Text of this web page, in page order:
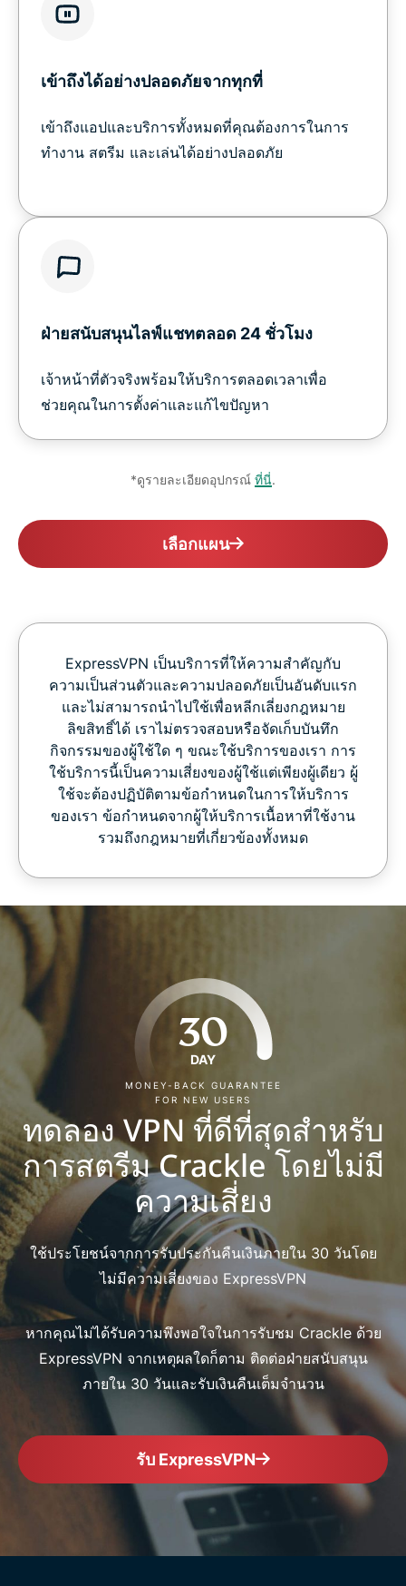
เข้าถึงได้อย่างปลอดภัยจากทุกที่
เข้าถึงแอปและบริการทั้งหมดที่คุณต้องการในการ
ทำงาน สตรีม และเล่นได้อย่างปลอดภัย
ฝ่ายสนับสนุนไลฟ์แชทตลอด 24 ชั่วโมง
เจ้าหน้าที่ตัวจริงพร้อมให้บริการตลอดเวลาเพื่อ
ช่วยคุณในการตั้งค่าและแก้ไขปัญหา
*ดูรายละเอียดอุปกรณ์ ที่นี่.
เลือกแผน
ExpressVPN เป็นบริการที่ให้ความสำคัญกับ
ความเป็นส่วนตัวและความปลอดภัยเป็นอันดับแรก
และไม่สามารถนำไปใช้เพื่อหลีกเลี่ยงกฎหมาย
ลิขสิทธิ์ได้ เราไม่ตรวจสอบหรือจัดเก็บบันทึก
กิจกรรมของผู้ใช้ใด ๆ ขณะใช้บริการของเรา การ
ใช้บริการนี้เป็นความเสี่ยงของผู้ใช้แต่เพียงผู้เดียว ผู้
ใช้จะต้องปฏิบัติตามข้อกำหนดในการให้บริการ
ของเรา ข้อกำหนดจากผู้ให้บริการเนื้อหาที่ใช้งาน
รวมถึงกฎหมายที่เกี่ยวข้องทั้งหมด
30
DAY
MONEY-BACK GUARANTEE
FOR NEW USERS
ทดลอง VPN ที่ดีที่สุดสำหรับ
การสตรีม Crackle โดยไม่มี
ความเสี่ยง
ใช้ประโยชน์จากการรับประกันคืนเงินภายใน 30 วันโดย
ไม่มีความเสี่ยงของ ExpressVPN
หากคุณไม่ได้รับความพึงพอใจในการรับชม Crackle ด้วย
ExpressVPN จากเหตุผลใดก็ตาม ติดต่อฝ่ายสนับสนุน
ภายใน 30 วันและรับเงินคืนเต็มจำนวน
รับ ExpressVPN